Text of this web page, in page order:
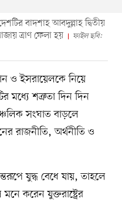
বাদশাহ আবদুল্লাহ দ্বিতীয়
ত্রাণ ফেলা হয়
ফাইল ছবি:
ও ইসরায়েলকে নিয়ে
মধ্যে শত্রুতা দিন দিন
সংঘাত বাড়লে
রাজনীতি, অর্থনীতি ও
যুদ্ধ বেধে যায়, তাহলে
করেন যুক্তরাষ্ট্রের